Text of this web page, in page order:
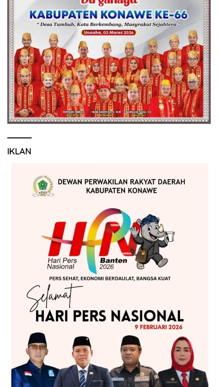
IKLAN